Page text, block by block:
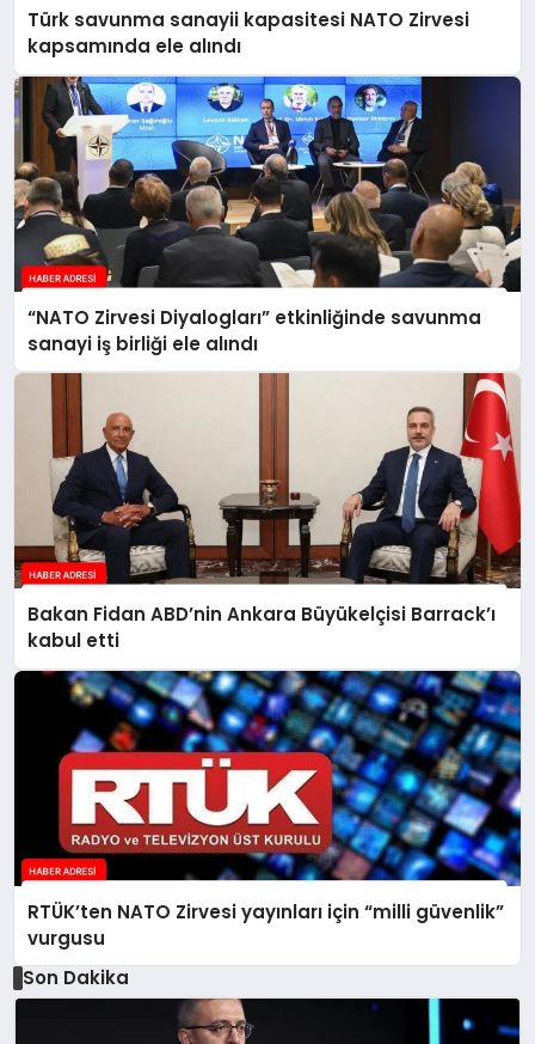
Türk savunma sanayii kapasitesi NATO Zirvesi
kapsamında ele alındı
“NATO Zirvesi Diyalogları” etkinliğinde savunma
sanayi iş birliği ele alındı
Bakan Fidan ABD’nin Ankara Büyükelçisi Barrack’ı
kabul etti
RTÜK’ten NATO Zirvesi yayınları için “milli güvenlik”
vurgusu
Son Dakika